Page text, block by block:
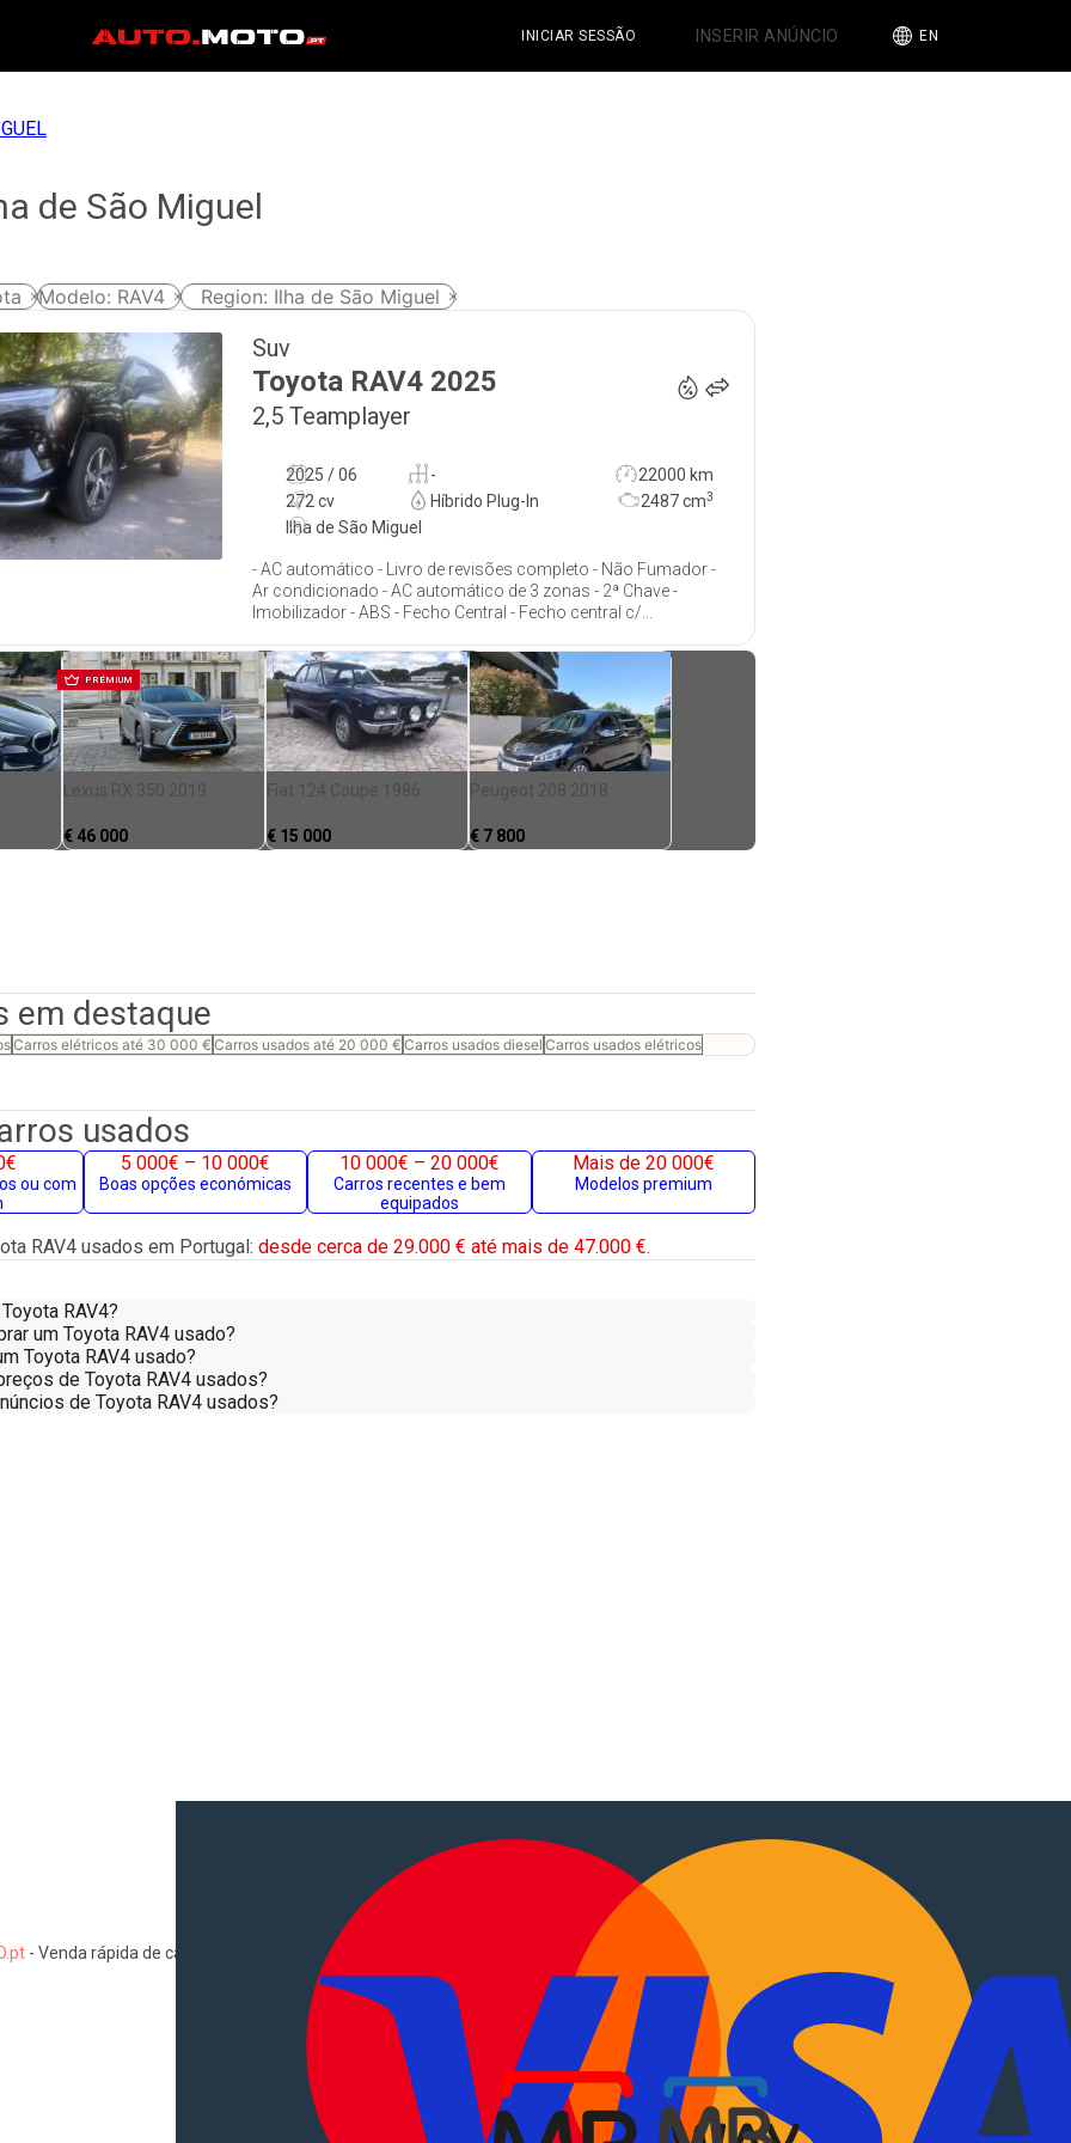
INICIAR SESSÃO INSERIR ANÚNCIO EN
de São Miguel
Modelo: RAV4 Region: Ilha de São Miguel
Suv
Toyota RAV4 2025
2,5 Teamplayer
2025 / 06 -
22000 km
272 cv
Híbrido Plug-In 2487cm3
Ilha de São Miguel
- AC automático - Livro de revisões completo - Não Fumador -
Ar condicionado - AC automático de 3 zonas - 2ª Chave -
Imobilizador - ABS - Fecho Central - Fecho central c/...
PRÉMIUM
Lexus RX 350 2019
€ 46 000
Fiat 124 Coupe 1986
€ 15 000
Peugeot 208 2018
€ 7 800
em destaque
Carros elétricos até 30 000 € Carros usados até 20 000 € Carros usados diesel Carros usados elétricos
usados
ou com
5 000€ – 10 000€
Boas opções económicas
10 000€ – 20 000€
Carros recentes e bem
equipados
Mais de 20 000€
Modelos premium
RAV4 usados em Portugal: desde cerca de 29.000 € até mais de 47.000 €.
RAV4?
um Toyota RAV4 usado?
Toyota RAV4 usado?
de Toyota RAV4 usados?
de Toyota RAV4 usados?
- Venda rápida de carros, motas, comerciais, pesados, camiões, autocaravanas
Informações
Como comprar e vender
Pacotes de anúncios
Verificar VIN e matrícula
Sobre Nós